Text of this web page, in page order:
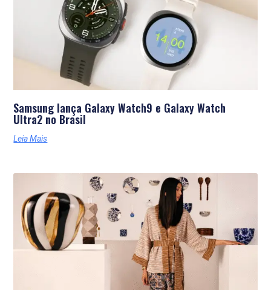
Samsung lança Galaxy Watch9 e Galaxy Watch
Ultra2 no Brasil
Leia Mais